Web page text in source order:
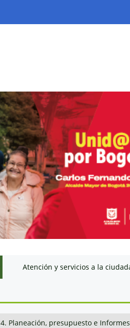
Atención y servicios a la
4. Planeación, presupuesto e Informes